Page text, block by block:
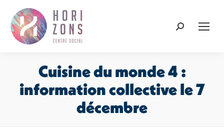
Recherche
Cuisine du monde 4 :
information collective le 7
décembre